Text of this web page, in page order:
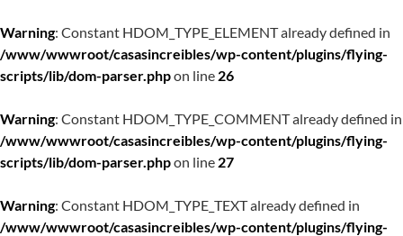
Warning: Constant HDOM_TYPE_ELEMENT already defined in
/www/wwwroot/casasincreibles/wp-content/plugins/flying-
scripts/lib/dom-parser.phpon line 26
Warning: Constant HDOM_TYPE_COMMENT already defined in
/www/wwwroot/casasincreibles/wp-content/plugins/flying-
scripts/lib/dom-parser.phpon line 27
Warning: Constant HDOM_TYPE_TEXT already defined in
/www/wwwroot/casasincreibles/wp-content/plugins/flying-